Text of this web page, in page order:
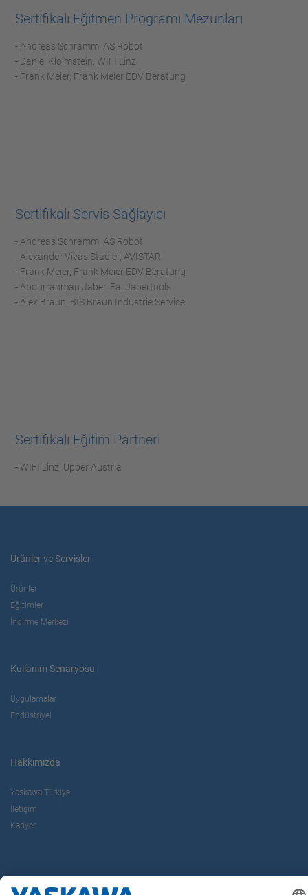
Sertifikalı Eğitmen Programı Mezunları
- Andreas Schramm, AS Robot
- Daniel Kloimstein, WIFI Linz
- Frank Meier, Frank Meier EDV Beratung
Sertifikalı Servis Sağlayıcı
- Andreas Schramm, AS Robot
- Alexander Vivas Stadler, AVISTAR
- Frank Meier, Frank Meier EDV Beratung
- Abdurrahman Jaber, Fa. Jabertools
- Alex Braun, BIS Braun Industrie Service
Sertifikalı Eğitim Partneri
- WIFI Linz, Upper Austria
Ürünler ve Servisler
Ürünler
Eğitimler
İndirme Merkezi
Kullanım Senaryosu
Uygulamalar
Endüstriyel
Hakkımızda
Yaskawa Türkiye
İletişim
Kariyer